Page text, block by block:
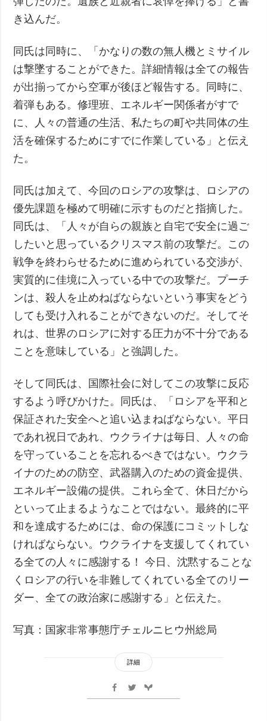
き込んだ。
同氏は同時に、「かなりの数の無人機とミサイル
は撃墜することができた。詳細情報は全ての報告
が出揃ってから空軍が後ほど報告する。同時に、
着弾もある。修理班、エネルギー関係者がすで
に、人々の普通の生活、私たちの町や共同体の生
活を確保するためにすでに作業している」と伝え
た。
同氏は加えて、今回のロシアの攻撃は、ロシアの
優先課題を極めて明確に示すものだと指摘した。
同氏は、「人々が自らの親族と自宅で安全に過ご
したいと思っているクリスマス前の攻撃だ。この
戦争を終わらせるために進められている交渉が、
実質的に佳境に入っている中での攻撃だ。プーチ
ンは、殺人を止めねばならないという事実をどう
しても受け入れることができないのだ。そしてそ
れは、世界のロシアに対する圧力が不十分である
ことを意味している」と強調した。
そして同氏は、国際社会に対してこの攻撃に反応
するよう呼びかけた。同氏は、「ロシアを平和と
保証された安全へと追い込まねばならない。平日
であれ祝日であれ、ウクライナは毎日、人々の命
を守っていることを忘れるべきではない。ウクラ
イナのための防空、武器購入のための資金提供、
エネルギー設備の提供。これら全て、休日だから
といって止まるようなことではない。最終的に平
和を達成するためには、命の保護にコミットしな
ければならない。ウクライナを支援してくれてい
る全ての人々に感謝する！ 今日、沈黙することな
くロシアの行いを非難してくれている全てのリー
ダー、全ての政治家に感謝する」と伝えた。
写真：国家非常事態庁チェルニヒウ州総局
詳細